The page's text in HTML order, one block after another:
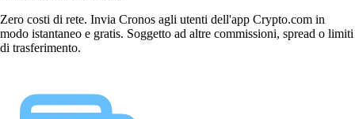
Zero costi di rete. Invia Cronos agli utenti dell'app Crypto.com in
modo istantaneo e gratis. Soggetto ad altre commissioni, spread o limiti
di trasferimento.